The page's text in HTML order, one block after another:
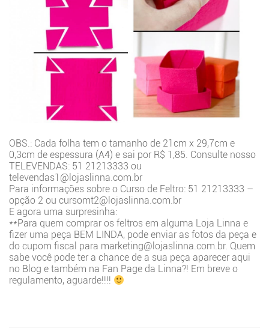
OBS.: Cada folha tem o tamanho de 21cm x 29,7cm e
0,3cm de espessura (A4) e sai por R$ 1,85. Consulte nosso
TELEVENDAS: 51 21213333 ou
televendas1@lojaslinna.com.br
Para informações sobre o Curso de Feltro: 51 21213333 –
opção 2 ou cursomt2@lojaslinna.com.br
E agora uma surpresinha:
**Para quem comprar os feltros em alguma Loja Linna e
fizer uma peça BEM LINDA, pode enviar as fotos da peça e
do cupom fiscal para marketing@lojaslinna.com.br. Quem
sabe você pode ter a chance de a sua peça aparecer aqui
no Blog e também na Fan Page da Linna?! Em breve o
regulamento, aguarde!!!!